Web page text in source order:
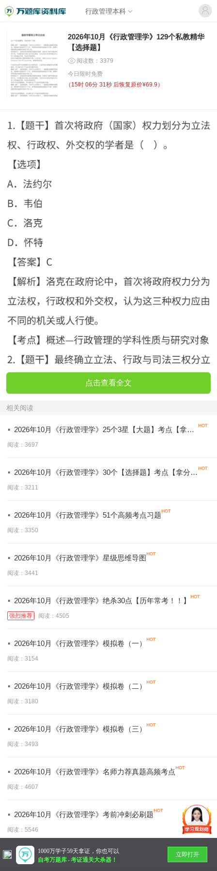
行政管理本科
2026年10月《行政管理学》129个私教精华
【选择题】
阅读数：3379
今日限时免费
（ 15时 06分 31秒 后恢复原价¥69.9）
点击查看全文
相关阅读
· 2026年10月《行政管理学》25个3星【大题】考点【拿分
必背】
阅读：3697
· 2026年10月《行政管理学》30个【选择题】考点【拿分必
学】
阅读：3211
· 2026年10月《行政管理学》51个高频考点习题
阅读：3350
· 2026年10月《行政管理学》星级思维导图
阅读：3441
· 2026年10月《行政管理学》绝杀30点【历年常考！！】
强烈推荐 阅读：4505
· 2026年10月《行政管理学》模拟卷（一）
阅读：3154
· 2026年10月《行政管理学》模拟卷（二）
阅读：3180
· 2026年10月《行政管理学》模拟卷（三）
阅读：3493
· 2026年10月《行政管理学》名师力荐真题高频考点
阅读：4607
· 2026年10月《行政管理学》考前冲刺必刷题
阅读：5546
暂无更多
1000万学子59天拿证，你也可以
自考万题库-考证通关大杀器！
立即打开